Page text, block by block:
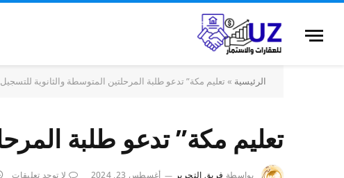
الرئيسية » تعليم مكة” تدعو طلبة المرحلتين المتوسطة والثانوية للتسجيل
تعليم مكة” تدعو طلبة
بواسطة فريق التحرير أغسطس 23, 2024 لا توجد تعليقات